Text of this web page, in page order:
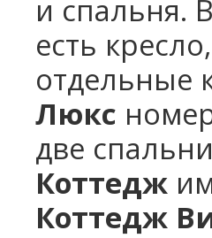
и спальня.
есть
отдельные
Люкс
две
Коттедж
Коттедж